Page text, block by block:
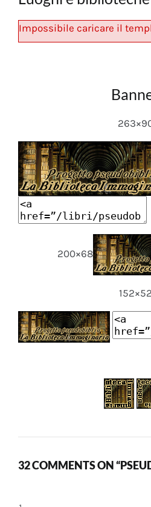
Impossibile caricare il
200×68
152×52
32 COMMENTS ON